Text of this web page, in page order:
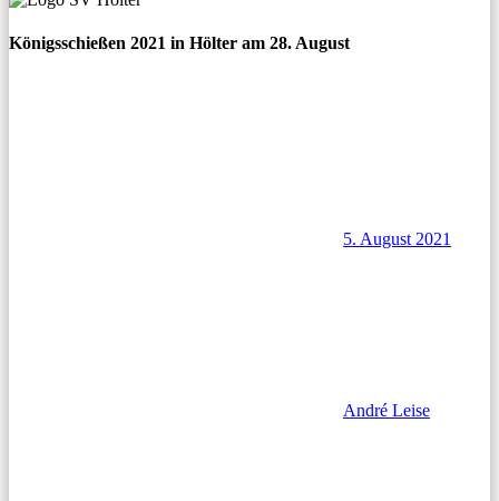
Königsschießen 2021 in Hölter am 28. August
5. August 2021
André Leise